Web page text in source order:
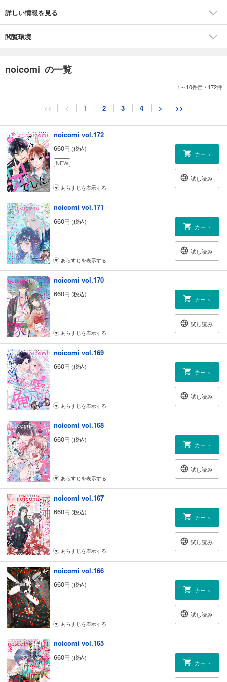
デレラ ～大正溺愛浪漫譚～』第12話（漫画・ナガトカヨ 原案・ヒトエ真
琴）■『黒崎くんは独占したがる ～はじめての恋は甘すぎて～』第17話
（作画・桜田霊子 原作・香乃子）※計6作品掲載
詳しい情報を見る
閲覧環境
noicomi の一覧
1～10件目 / 172件
<< < 1 2 3 4 > >>
noicomi vol.172
660円 (税込)
NEW
カート
試し読み
あらすじを表示する
noicomi vol.171
660円 (税込)
カート
試し読み
あらすじを表示する
noicomi vol.170
660円 (税込)
カート
試し読み
あらすじを表示する
noicomi vol.169
660円 (税込)
カート
試し読み
あらすじを表示する
noicomi vol.168
660円 (税込)
カート
試し読み
あらすじを表示する
noicomi vol.167
660円 (税込)
カート
試し読み
あらすじを表示する
noicomi vol.166
660円 (税込)
カート
試し読み
あらすじを表示する
noicomi vol.165
660円 (税込)
カート